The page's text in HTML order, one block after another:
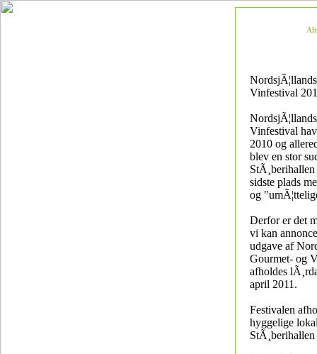
Vinfestival
Vinfestival
2010 og
blev en stor
sidste plads
og
Derfor er det
vi kan
udgave af
Gourmet- og
afholdes
april 2011.
Festivalen
hyggelige